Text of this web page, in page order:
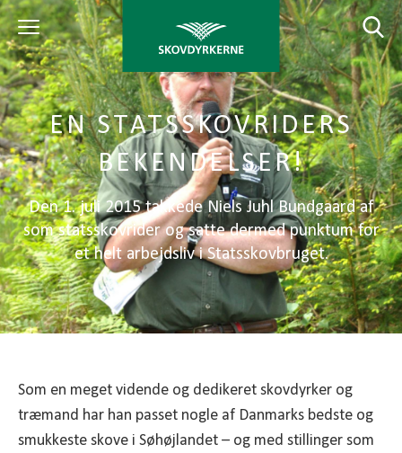
EN STATSSKOVRIDERS
BEKENDELSER!
Den 1. juli 2015 takkede Niels Juhl Bundgaard af
som statsskovrider og satte dermed punktum for
et helt arbejdsliv i Statsskovbruget.
Som en meget vidende og dedikeret skovdyrker og
træmand har han passet nogle af Danmarks bedste og
smukkeste skove i Søhøjlandet – og med stillinger som